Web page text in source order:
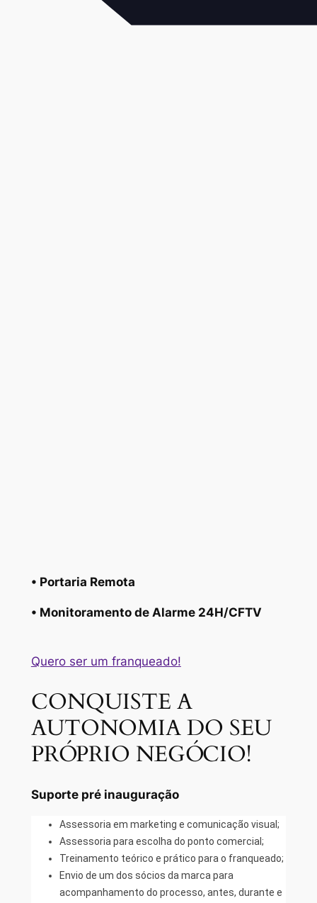
• Portaria Remota
• Monitoramento de Alarme 24H/CFTV
Quero ser um franqueado!
CONQUISTE A
AUTONOMIA DO SEU
PRÓPRIO NEGÓCIO!
Suporte pré inauguração
Assessoria em marketing e comunicação visual;
Assessoria para escolha do ponto comercial;
Treinamento teórico e prático para o franqueado;
Envio de um dos sócios da marca para
acompanhamento do processo, antes, durante e